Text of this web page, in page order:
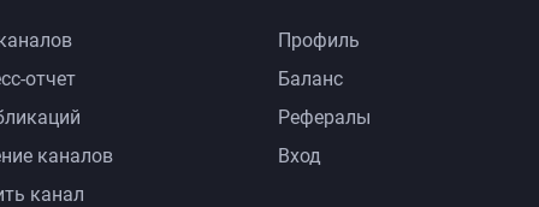
отчет
каналов
канал
Профиль
Баланс
Рефералы
Вход